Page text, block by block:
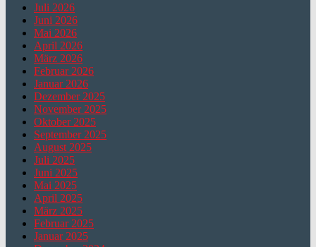
Juli 2026
Juni 2026
Mai 2026
April 2026
März 2026
Februar 2026
Januar 2026
Dezember 2025
November 2025
Oktober 2025
September 2025
August 2025
Juli 2025
Juni 2025
Mai 2025
April 2025
März 2025
Februar 2025
Januar 2025